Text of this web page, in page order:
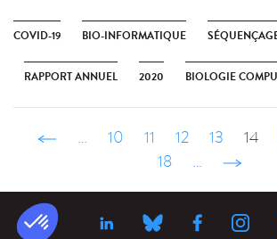
COVID-19 BIO-INFORMATIQUE
RAPPORT ANNUEL 2020 BIOLOGIE
‹ précédent
… 10 11 12 13 14
18
… suivant ›